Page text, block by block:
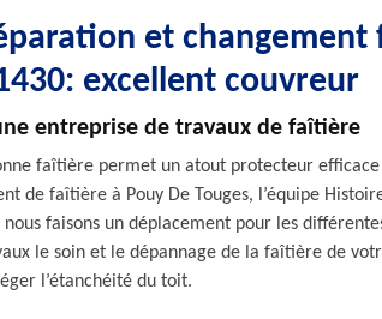
et
excellent couvreur
entreprise de travaux de faîtière
faîtière permet un atout protecteur efficace
de faîtière à Pouy De Touges, l’équipe
nous faisons un déplacement pour les
le soin et le dépannage de la faîtière de
l’étanchéité du toit.